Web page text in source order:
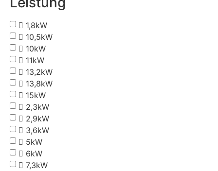
1,8kW
10,5kW
10kW
11kW
13,2kW
13,8kW
15kW
2,3kW
2,9kW
3,6kW
5kW
6kW
7,3kW